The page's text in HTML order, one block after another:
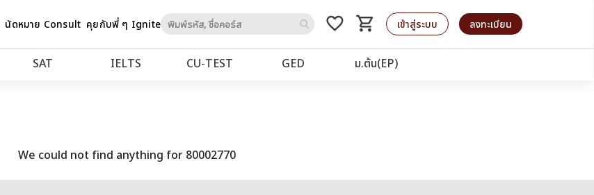
นัดหมาย Consult คุยกับพี่ ๆ Igniteto
favorite_border shopping_cart
รถเข็น เข้าสู่ระบบ ลงทะเบียน
SAT IELTS CU‑TEST GED ม.ต้น(EP)
We could not find anything for 80002770